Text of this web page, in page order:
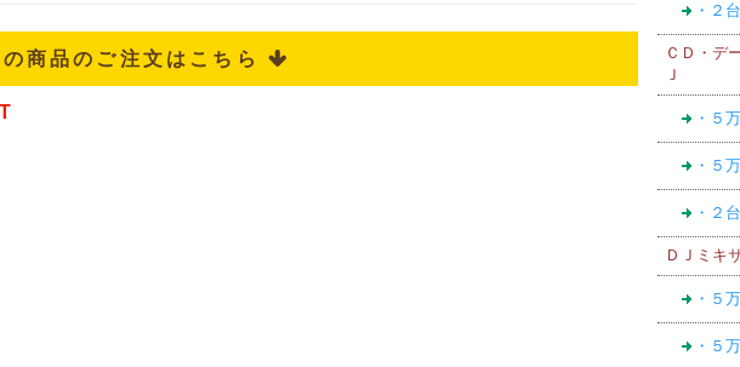
・２
ＣＤ・デ
Ｊ
・５
・５
・２
ＤＪミキ
・５
・５
商品のご注文はこちら 